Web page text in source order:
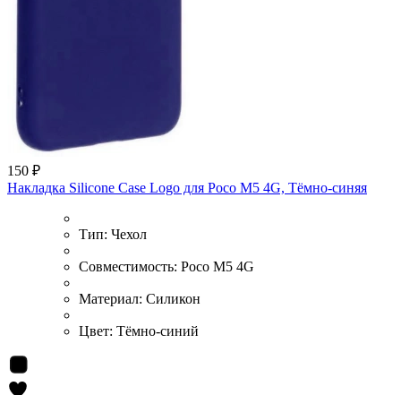
150 ₽
Накладка Silicone Case Logo для Poco M5 4G, Тёмно-синяя
Тип: Чехол
Совместимость: Poco M5 4G
Материал: Силикон
Цвет: Тёмно-синий